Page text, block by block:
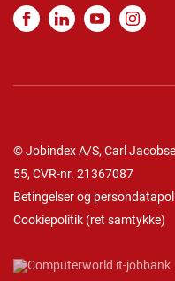
© Jobindex A/S, Carl
55, CVR-nr. 21367087
Betingelser og
Cookiepolitik (ret samtykke)